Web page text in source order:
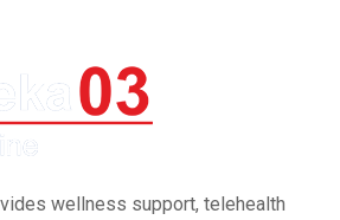
wellness support, telehealth